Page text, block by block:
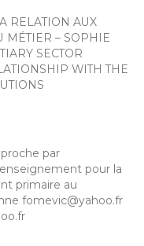
RELATION AUX
MÉTIER – SOPHIE
SECTOR
WITH THE
par
pour la
primaire au
fomevic@yahoo.fr